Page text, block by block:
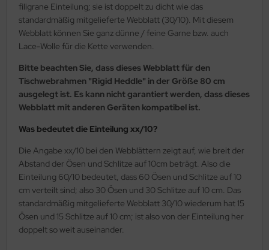
filigrane Einteilung; sie ist doppelt zu dicht wie das
standardmäßig mitgelieferte Webblatt (30/10). Mit diesem
Webblatt können Sie ganz dünne / feine Garne bzw. auch
Lace-Wolle für die Kette verwenden.
Bitte beachten Sie, dass dieses Webblatt für den
Tischwebrahmen "Rigid Heddle" in der Größe 80 cm
ausgelegt ist. Es kann nicht garantiert werden, dass dieses
Webblatt mit anderen Geräten kompatibel ist.
Was bedeutet die Einteilung xx/10?
Die Angabe xx/10 bei den Webblättern zeigt auf, wie breit der
Abstand der Ösen und Schlitze auf 10cm beträgt. Also die
Einteilung 60/10 bedeutet, dass 60 Ösen und Schlitze auf 10
cm verteilt sind; also 30 Ösen und 30 Schlitze auf 10 cm. Das
standardmäßig mitgelieferte Webblatt 30/10 wiederum hat 15
Ösen und 15 Schlitze auf 10 cm; ist also von der Einteilung her
doppelt so weit auseinander.